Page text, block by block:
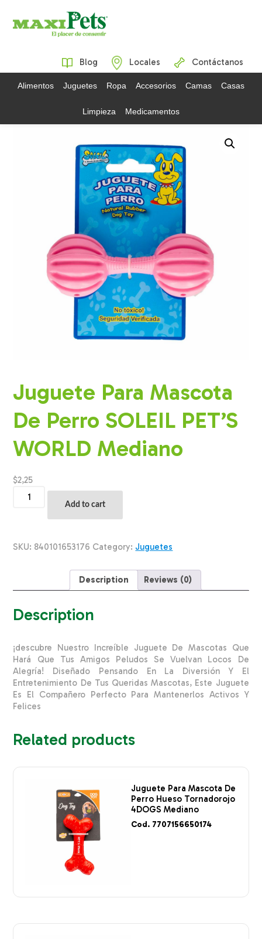
Blog Locales Contáctanos
Alimentos Juguetes Ropa Accesorios Camas Casas
Limpieza Medicamentos
Juguete Para Mascota
De Perro SOLEIL PET’S
WORLD Mediano
$2,25
Para
SOLEIL
Add to cart
SKU: 840101653176 Category: Juguetes
Description Reviews (0)
Description
¡descubre Nuestro Increíble Juguete De Mascotas Que
Hará Que Tus Amigos Peludos Se Vuelvan Locos De
Alegría! Diseñado Pensando En La Diversión Y El
Entretenimiento De Tus Queridas Mascotas, Este Juguete
Es El Compañero Perfecto Para Mantenerlos Activos Y
Felices
Related products
Juguete Para Mascota De
Perro Hueso Tornadorojo
4DOGS Mediano
Cod. 7707156650174